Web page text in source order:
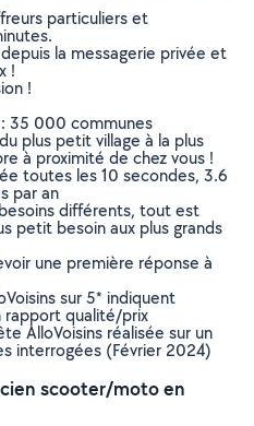
particuliers et
la messagerie privée et
!
!
35 000 communes
plus petit village à la plus
à proximité de chez vous !
toutes les 10 secondes, 3.6
par an
différents, tout est
petit besoin aux plus grands
une première réponse à
sur 5* indiquent
rapport qualité/prix
AlloVoisins réalisée sur un
interrogées (Février 2024)
scooter/moto en